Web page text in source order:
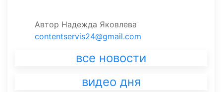
Автор Надежда Яковлева
contentservis24@gmail.com
все новости
видео дня